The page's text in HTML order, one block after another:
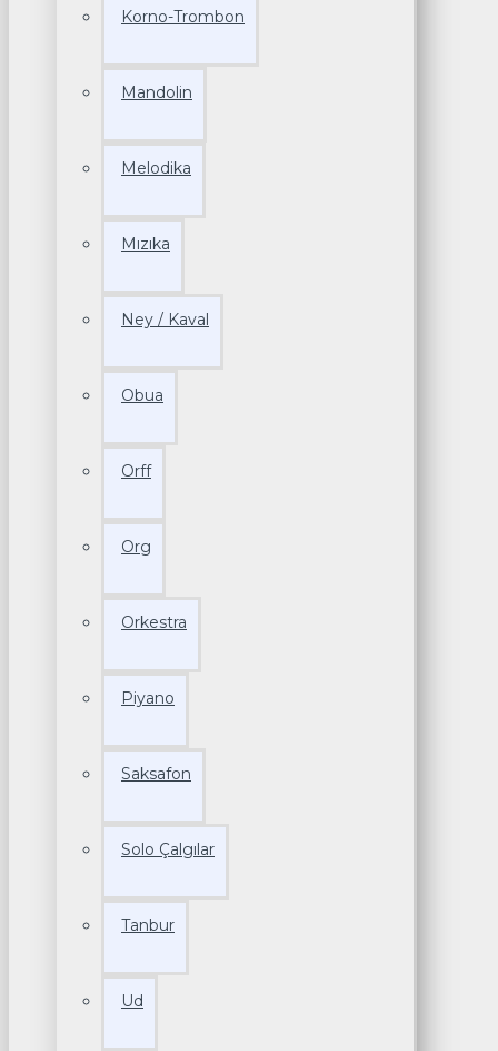
Korno-Trombon
Mandolin
Melodika
Mızıka
Ney / Kaval
Obua
Orff
Org
Orkestra
Piyano
Saksafon
Solo Çalgılar
Tanbur
Ud